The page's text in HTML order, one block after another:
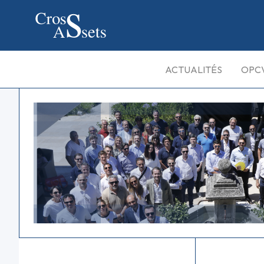
ACTUALITÉS